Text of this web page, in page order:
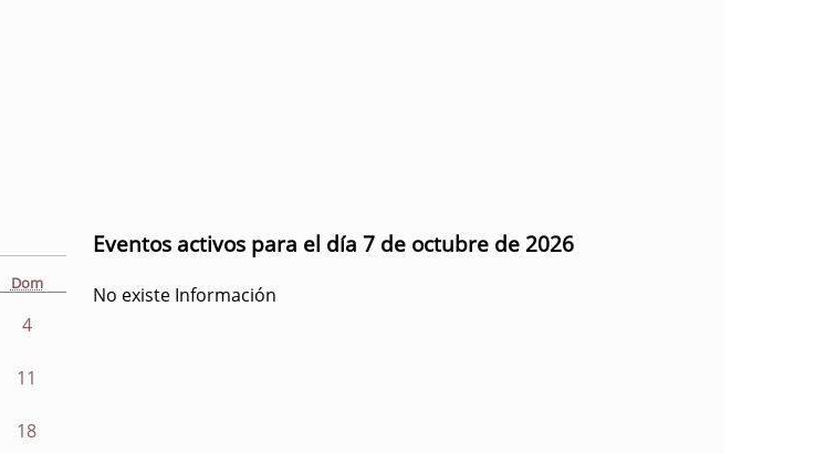
Dom
4
11
18
Eventos activos para el día 7 de octubre de 2026
No existe Información